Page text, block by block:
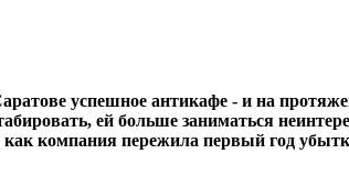
успешное антикафе - и на
ей больше заниматься
как компания пережила первый год